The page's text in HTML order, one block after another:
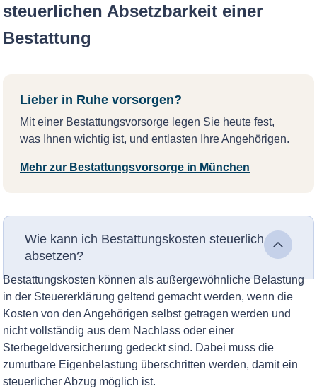
steuerlichen Absetzbarkeit einer
Bestattung
Lieber in Ruhe vorsorgen?
Mit einer Bestattungsvorsorge legen Sie heute fest,
was Ihnen wichtig ist, und entlasten Ihre Angehörigen.
Mehr zur Bestattungsvorsorge in München
Wie kann ich Bestattungskosten steuerlich
absetzen?
Bestattungskosten können als außergewöhnliche Belastung
in der Steuererklärung geltend gemacht werden, wenn die
Kosten von den Angehörigen selbst getragen werden und
nicht vollständig aus dem Nachlass oder einer
Sterbegeldversicherung gedeckt sind. Dabei muss die
zumutbare Eigenbelastung überschritten werden, damit ein
steuerlicher Abzug möglich ist.